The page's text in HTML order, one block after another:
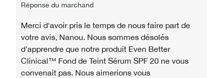
Réponse du marchand
Merci d'avoir pris le temps de nous faire part de
votre avis, Nanou. Nous sommes désolés
d'apprendre que notre produit Even Better
Clinical™ Fond de Teint Sérum SPF 20 ne vous
convenait pas. Nous aimerions vous